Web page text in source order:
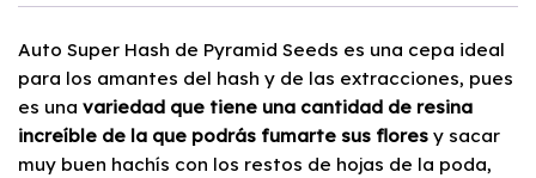
Auto Super Hash de Pyramid Seeds es una cepa ideal
para los amantes del hash y de las extracciones, pues
es una variedad que tiene una cantidad de resina
increíble de la que podrás fumarte sus flores y sacar
muy buen hachís con los restos de hojas de la poda,